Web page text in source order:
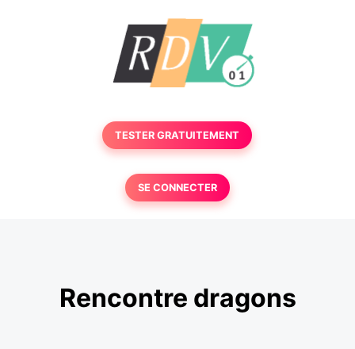
TESTER GRATUITEMENT
SE CONNECTER
Rencontre dragons